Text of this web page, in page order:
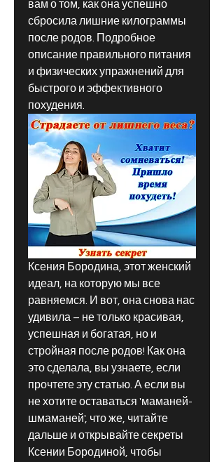
вам о том, как она успешно
сбросила лишние килограммы
после родов. Подробное
описание правильного питания
и физических упражнений для
быстрого и эффективного
похудения.
Ксения Бородина, этот женский
идеал, на которую мы все
равняемся. И вот, она снова нас
удивила – не только красивая,
успешная и богатая, но и
стройная после родов! Как она
это сделала, вы узнаете, если
прочтете эту статью. А если вы
не хотите оставаться 'маманей-
шмаманей', что же, читайте
дальше и открывайте секреты
Ксении Бородиной, чтобы